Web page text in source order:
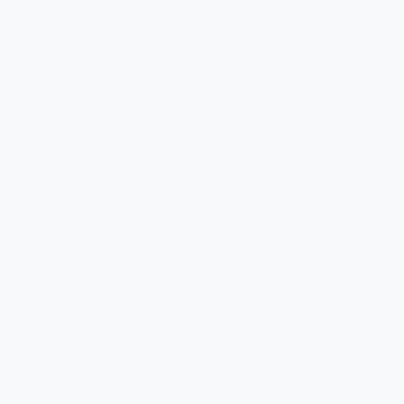
od společnosti IONOS, která vám pomůže rozvíjet vaši
oblast podnikání, ale bude se hodit každému, kdo si chce
s koncovkou .site je stále neobsazených, což se může ale
této domény s názvem, na kterém vám záleží,
z latinských písmen, čísel a znaménka " - " (mínus). Znaménko
“).
Na základě platných zákonů, včetně těch, které se týkají ochrany
především na podmínkách daného registru domény.
vždy potvrdit kontaktní e-mailovou adresu po provedení určité
převodu). Ověřovací zpráva se odesílá pouze jednou na
domény (k odstranění nedojde) a její stav se změní na
naše oddělení zákaznických služeb.